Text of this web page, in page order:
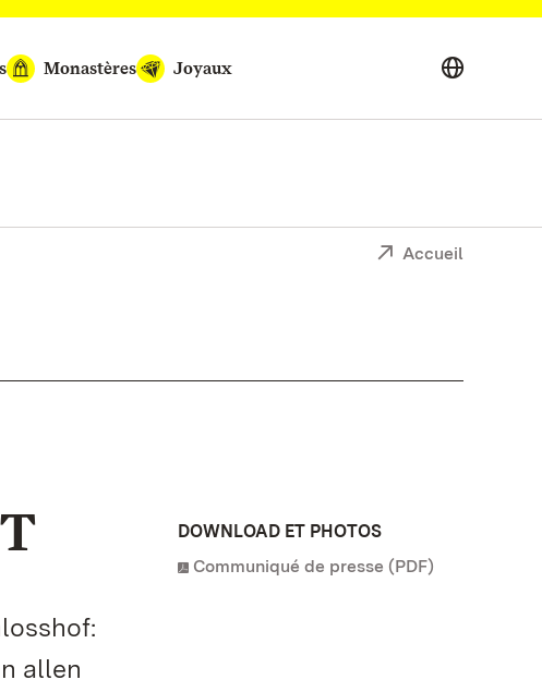
Monastères Joyaux
Accueil
allen
DOWNLOAD ET PHOTOS
Communiqué de presse (PDF)